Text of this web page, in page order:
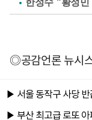
한정수 "황정
◎공감언론 뉴시